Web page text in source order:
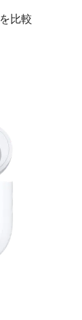
を比較